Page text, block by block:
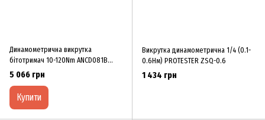
Динамометрична викрутка
бітотримач 10-120Nm ANCD081B
TOPTUL
5 066 грн
Купити
Викрутка динамометрична 1/4 (0.1-
0.6Нм) PROTESTER ZSQ-0.6
1 434 грн